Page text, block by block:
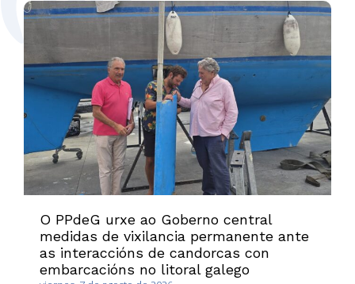
O PPdeG urxe ao Goberno central
medidas de vixilancia permanente ante
as interaccións de candorcas con
embarcacións no litoral galego